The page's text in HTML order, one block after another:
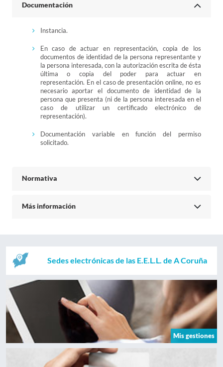
Documentación
Instancia.
En caso de actuar en representación, copia de los
documentos de identidad de la persona representante y
la persona interesada, con la autorización escrita de ésta
última o copia del poder para actuar en
representación. En el caso de presentación online, no es
necesario aportar el documento de identidad de la
persona que presenta (ni de la persona interesada en el
caso de utilizar un certificado electrónico de
representación).
Documentación variable en función del permiso
solicitado.
Normativa
Más información
Sedes electrónicas de las E.E.L.L. de A Coruña
Mis gestiones